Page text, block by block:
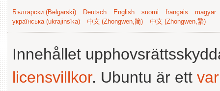
Български (Bəlgarski) Deutsch English suomi français
magyar
українська (ukrajins'ka)
中文 (Zhongwen,简) 中文 (Zhongwen,繁)
Innehållet
licensvillkor. Ubuntu är ett